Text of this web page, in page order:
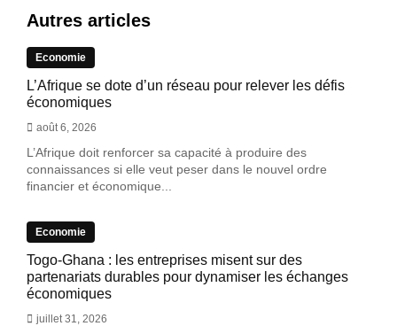
Autres articles
Economie
L’Afrique se dote d’un réseau pour relever les défis
économiques
août 6, 2026
L’Afrique doit renforcer sa capacité à produire des
connaissances si elle veut peser dans le nouvel ordre
financier et économique...
Economie
Togo-Ghana : les entreprises misent sur des
partenariats durables pour dynamiser les échanges
économiques
juillet 31, 2026